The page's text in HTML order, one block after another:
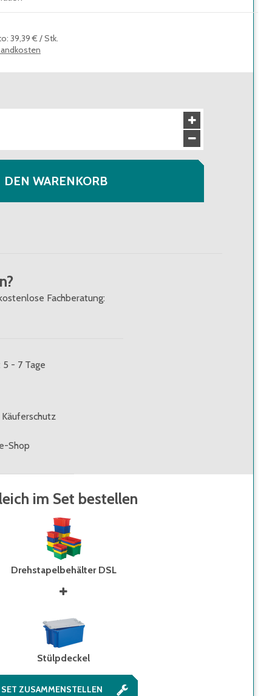
: 39,39 € /Stk.
DEN WARENKORB
Fachberatung:
- 7 Tage
Shop
im Set bestellen
Drehstapelbehälter DSL
Stülpdeckel
SET ZUSAMMENSTELLEN